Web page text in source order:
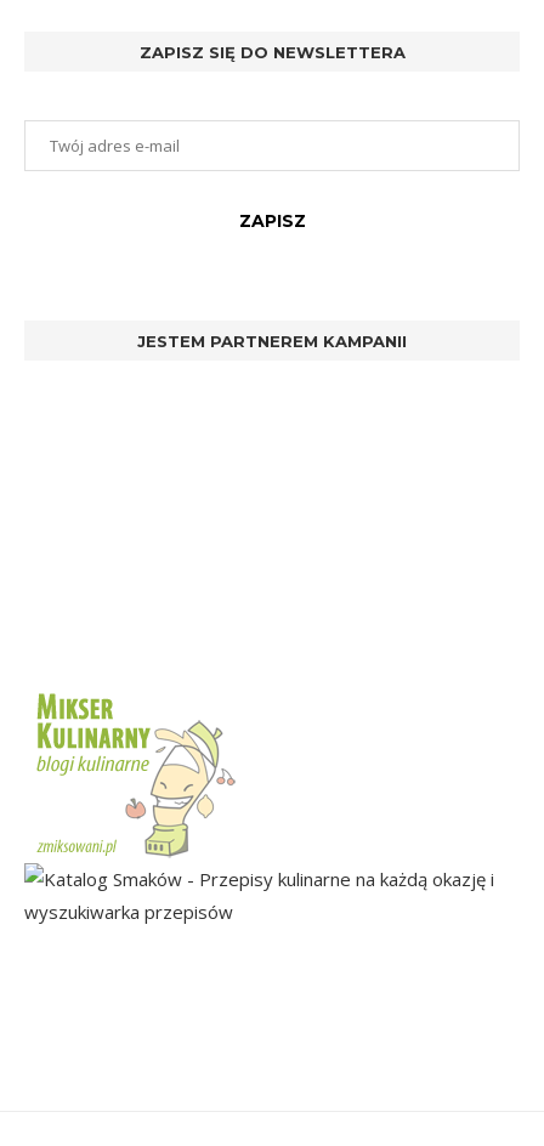
ZAPISZ SIĘ DO NEWSLETTERA
JESTEM PARTNEREM KAMPANII